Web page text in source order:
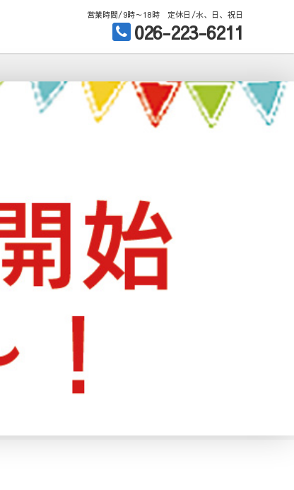
営業時間/9時～18時 定休日/水、日、祝日
026-223-6211